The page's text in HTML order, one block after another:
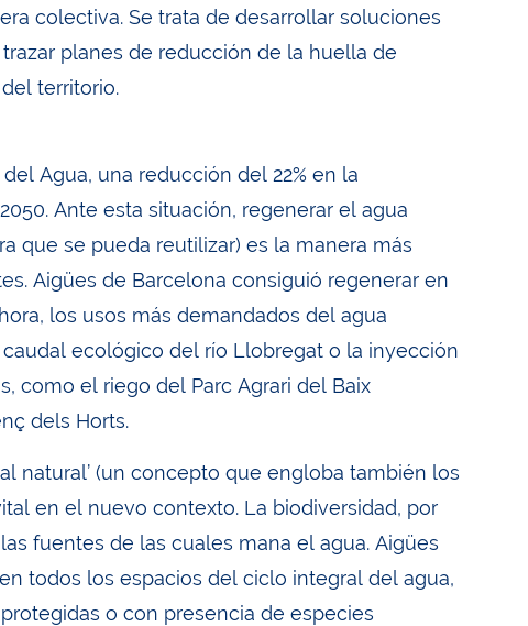
colectiva. Se trata de desarrollar soluciones
planes de reducción de la huella de
territorio.
Agua, una reducción del 22% en la
Ante esta situación, regenerar el agua
que se pueda reutilizar) es la manera más
Aigües de Barcelona consiguió regenerar en
los usos más demandados del agua
ecológico del río Llobregat o la inyección
como el riego del Parc Agrari del Baix
dels Horts.
natural’ (un concepto que engloba también los
en el nuevo contexto. La biodiversidad, por
fuentes de las cuales mana el agua. Aigües
todos los espacios del ciclo integral del agua,
o con presencia de especies